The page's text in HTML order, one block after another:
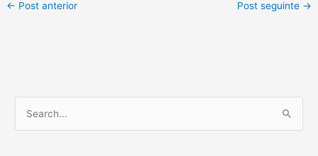
← Post anterior Post seguinte →